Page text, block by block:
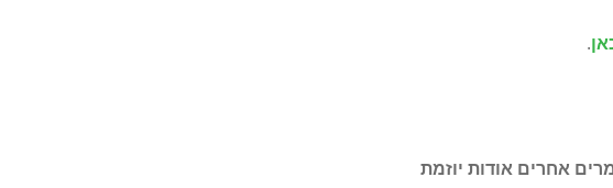
.
אחרים אודות יוזמת